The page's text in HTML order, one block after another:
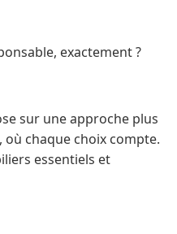
exactement ?
sur une approche plus
chaque choix compte.
essentiels et